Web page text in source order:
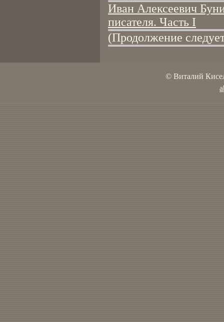
Иван Алексеевич
писателя. Часть I
(Продолжение
© Виталий